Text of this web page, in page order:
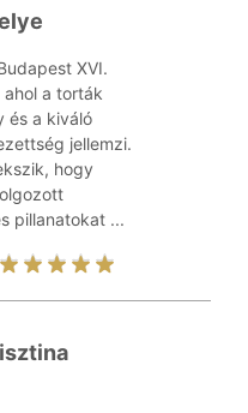
XVI.
a torták
és a kiváló
jellemzi.
hogy
pillanatokat ...